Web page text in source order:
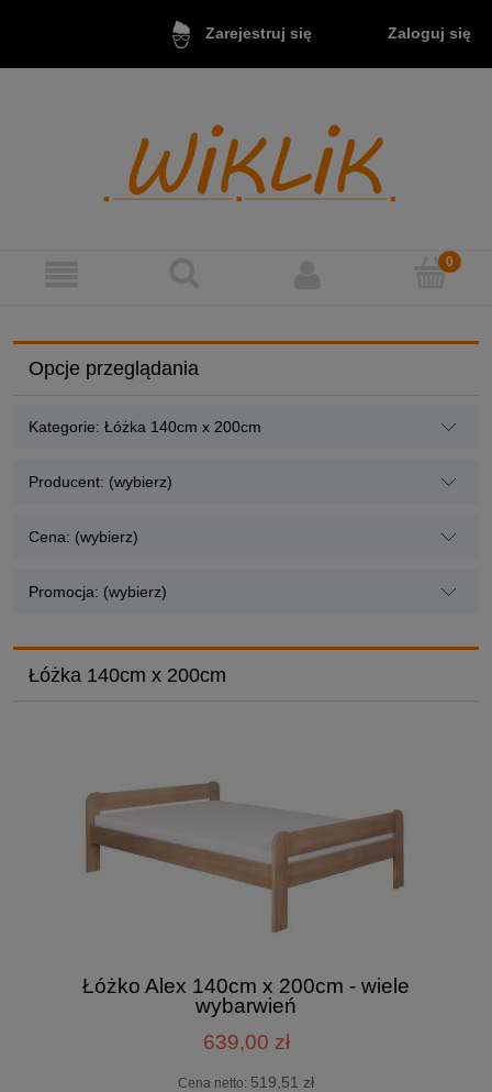
Zarejestruj się Zaloguj się
Opcje przeglądania
Kategorie: Łóżka 140cm x 200cm
Producent: (wybierz)
Cena: (wybierz)
Promocja: (wybierz)
Łóżka 140cm x 200cm
Łóżko Alex 140cm x 200cm - wiele
wybarwień
639,00 zł
Cena netto: 519,51 zł